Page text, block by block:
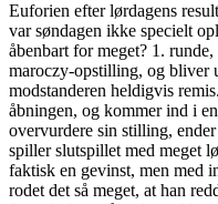
Euforien efter lørdagens
var søndagen ikke specielt
åbenbart for meget? 1.
maroczy-opstilling, og bliver
modstanderen heldigvis
åbningen, og kommer ind i
overvurdere sin stilling,
spiller slutspillet med meget
faktisk en gevinst, men med
rodet det så meget, at han